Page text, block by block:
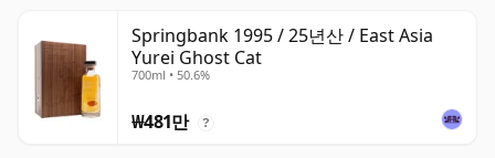
Springbank 1995 / 25년산 / East Asia
Yurei Ghost Cat
700ml • 50.6%
₩481만 ?